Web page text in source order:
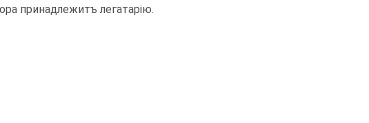
принадлежитъ легатарію.